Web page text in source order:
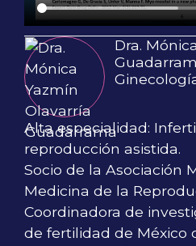
Dra.
Alta especialidad:
reproducción asistida.
Socio de la Asociación
Medicina de la
Coordinadora de
de fertilidad de México